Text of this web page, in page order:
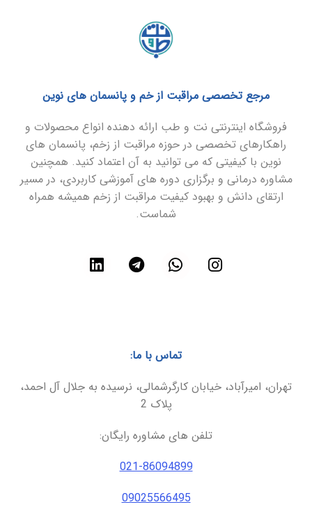
مرجع تخصصی مراقبت از خم و پانسمان های نوین
فروشگاه اینترنتی نت و طب ارائه دهنده انواع محصولات و
راهکارهای تخصصی در حوزه مراقبت از زخم، پانسمان های
نوین با کیفیتی که می توانید به آن اعتماد کنید. همچنین
مشاوره درمانی و برگزاری دوره های آموزشی کاربردی، در مسیر
ارتقای دانش و بهبود کیفیت مراقبت از زخم همیشه همراه
شماست.
تماس با ما:
تهران، امیرآباد، خیابان کارگرشمالی، نرسیده به جلال آل احمد،
پلاک 2
تلفن های مشاوره رایگان:
021-86094899
09025566495